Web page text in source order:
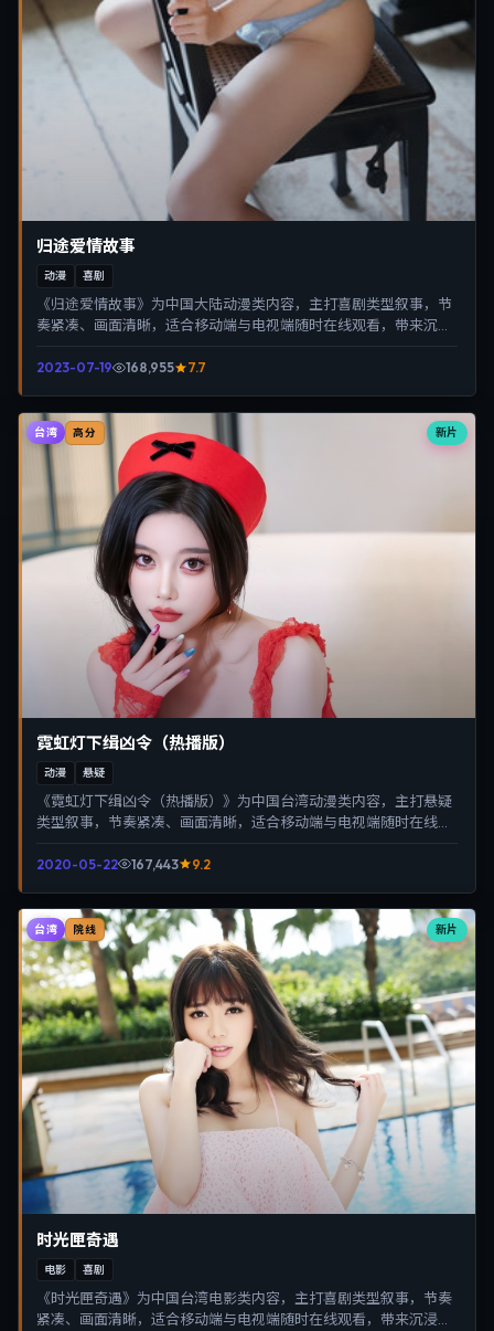
归途爱情故事
动漫 喜剧
《归途爱情故事》为中国大陆动漫类内容，主打喜剧类型叙事，节
奏紧凑、画面清晰，适合移动端与电视端随时在线观看，带来沉浸
2023-07-19 168,955 7.7
新片
台湾 高分
霓虹灯下缉凶令（热播版）
动漫 悬疑
《霓虹灯下缉凶令（热播版）》为中国台湾动漫类内容，主打悬疑
类型叙事，节奏紧凑、画面清晰，适合移动端与电视端随时在线观
2020-05-22 167,443 9.2
新片
台湾 院线
时光匣奇遇
电影 喜剧
《时光匣奇遇》为中国台湾电影类内容，主打喜剧类型叙事，节奏
紧凑、画面清晰，适合移动端与电视端随时在线观看，带来沉浸式